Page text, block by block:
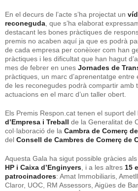
En el decurs de l’acte s’ha projectat un
reconeguda , que s’ha elaborat
destacant les bones pràctiques de
premis no acaben aquí ja que es podrà
de cada empresa per conèixer com han
pràctiques i les dificultat que han hagut
mes de febrer en unes Jornades de
pràctiques, un marc d’aprenentatge
de les reconegudes podrà compartir amb
actuacions en el marc d’un taller obert.
Els Premis Respon.cat tenen el suport del
d’Empresa i Treball de la Generalitat de
col·laboració de la Cambra de Comerç
del Consell de Cambres de Comerç de
Aquesta Gala ha sigut possible gràcies als
HP i Caixa d’Enginyers , i a les altres 15
patrocinadores: Amat Immobiliaris,
Claror, UOC, RM Assessors, Aigües de